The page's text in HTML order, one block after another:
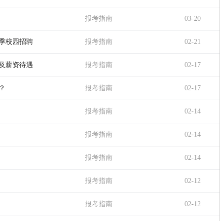
报考指南 03-20
校园招聘 报考指南 02-21
薪资待遇 报考指南 02-17
报考指南 02-17
报考指南 02-14
报考指南 02-14
报考指南 02-14
报考指南 02-12
报考指南 02-12